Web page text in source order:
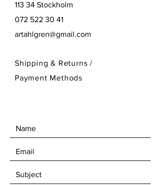
113 34 Stockholm
072 522 30 41
artahlgren@gmail.com
Shipping & Returns /
Payment Methods